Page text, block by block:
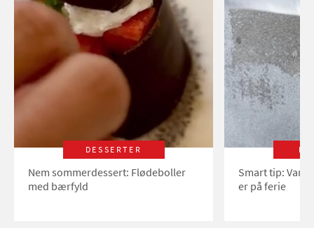
DESSERTER
Nem sommerdessert: Flødeboller
med bærfyld
Smart tip:
er på ferie